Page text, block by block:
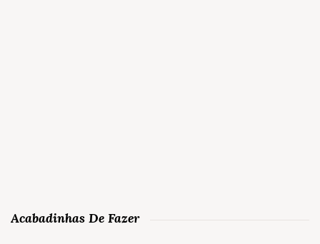
Acabadinhas De Fazer